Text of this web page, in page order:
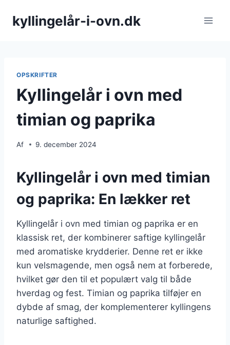
kyllingelår-i-ovn.dk
OPSKRIFTER
Kyllingelår i ovn med
timian og paprika
Af 9. december 2024
Kyllingelår i ovn med timian
og paprika: En lækker ret
Kyllingelår i ovn med timian og paprika er en
klassisk ret, der kombinerer saftige kyllingelår
med aromatiske krydderier. Denne ret er ikke
kun velsmagende, men også nem at forberede,
hvilket gør den til et populært valg til både
hverdag og fest. Timian og paprika tilføjer en
dybde af smag, der komplementerer kyllingens
naturlige saftighed.